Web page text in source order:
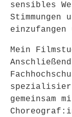
sensibles
Stimmungen
einzufangen
Mein
gemeinsam